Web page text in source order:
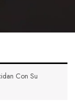
Con Su